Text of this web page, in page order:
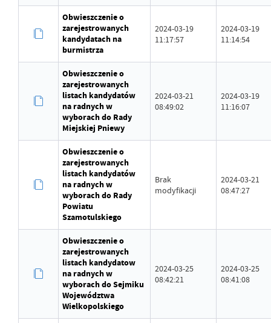
Obwieszczenie o
zarejestrowanych
kandydatach na
burmistrza
2024-03-19
11:17:57
2024-03-19
11:14:54
Obwieszczenie o
zarejestrowanych
listach kandydatów
na radnych w
wyborach do Rady
Miejskiej Pniewy
2024-03-21
08:49:02
2024-03-19
11:16:07
Obwieszczenie o
zarejestrowanych
listach kandydatów
na radnych w
wyborach do Rady
Powiatu
Szamotulskiego
Brak
modyfikacji
2024-03-21
08:47:27
Obwieszczenie o
zarejestrowanych
listach kandydatow
na radnych w
wyborach do Sejmiku
Województwa
Wielkopolskiego
2024-03-25
08:42:21
2024-03-25
08:41:08